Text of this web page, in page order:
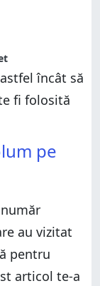
încât să
fi folosită
pe
au vizitat
pentru
articol te-a